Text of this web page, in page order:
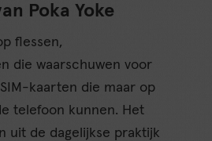
Poka Yoke
flessen,
die waarschuwen voor
kaarten die maar op
telefoon kunnen. Het
uit de dagelijkse praktijk